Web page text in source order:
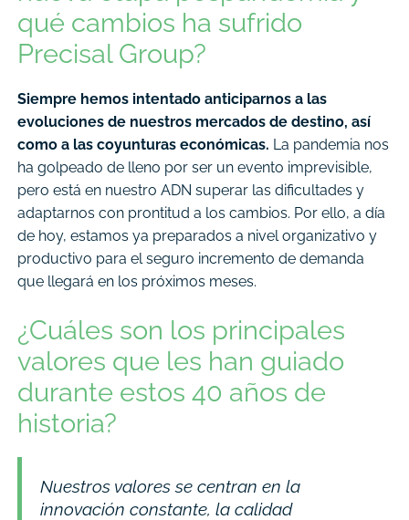
qué cambios ha sufrido
Precisal Group?
Siempre hemos intentado anticiparnos a las
evoluciones de nuestros mercados de destino, así
como a las coyunturas económicas. La pandemia nos
ha golpeado de lleno por ser un evento imprevisible,
pero está en nuestro ADN superar las dificultades y
adaptarnos con prontitud a los cambios. Por ello, a día
de hoy, estamos ya preparados a nivel organizativo y
productivo para el seguro incremento de demanda
que llegará en los próximos meses.
¿Cuáles son los principales
valores que les han guiado
durante estos 40 años de
historia?
Nuestros valores se centran en la
innovación constante, la calidad